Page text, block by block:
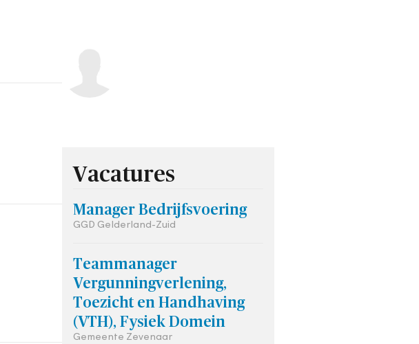
Vacatures
Manager Bedrijfsvoering
GGD Gelderland-Zuid
Teammanager
Vergunningverlening,
Toezicht en Handhaving
(VTH), Fysiek Domein
Gemeente Zevenaar